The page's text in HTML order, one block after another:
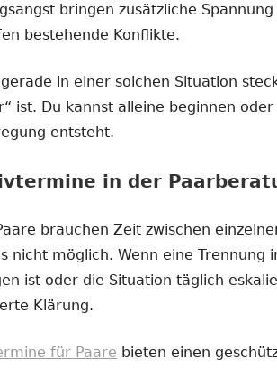
bringen zusätzliche
bestehende Konflikte.
in einer solchen Situation
ist. Du kannst alleine beginnen
entsteht.
in der
brauchen Zeit zwischen
nicht möglich. Wenn eine Trennung
ist oder die Situation täglich
Klärung.
für Paare bieten einen